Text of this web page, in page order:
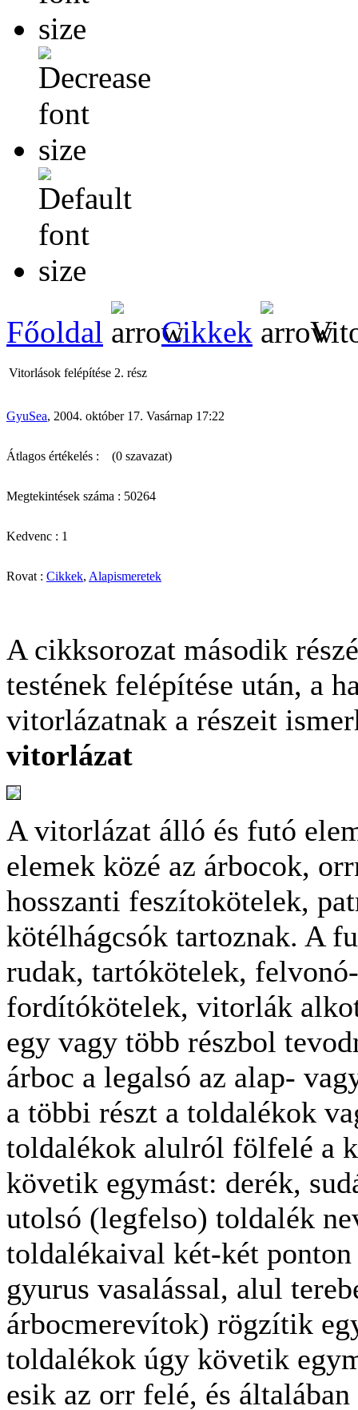
Főoldal Cikkek
Vitorlások felépítése 2. rész
GyuSea, 2004. október 17. Vasárnap 17:22
Átlagos értékelés : (0 szavazat)
Megtekintések száma : 50264
Kedvenc : 1
Rovat : Cikkek, Alapismeretek
A cikksorozat második
testének felépítése után, a
vitorlázatnak a részeit
vitorlázat
A vitorlázat álló és futó
elemek közé az árbocok,
hosszanti feszítokötelek,
kötélhágcsók tartoznak. A
rudak, tartókötelek,
fordítókötelek, vitorlák
egy vagy több részbol
árboc a legalsó az alap-
a többi részt a toldalékok
toldalékok alulról fölfelé a
követik egymást: derék,
utolsó (legfelso) toldalék
toldalékaival két-két
gyurus vasalással, alul
árbocmerevítok) rögzítik
toldalékok úgy követik
esik az orr felé, és